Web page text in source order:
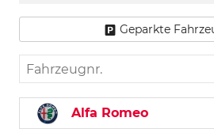
Geparkte
Fahrzeugnr.
Alfa Romeo